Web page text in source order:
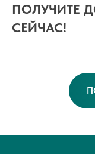
ПОЛУЧИТЕ
СЕЙЧАС!